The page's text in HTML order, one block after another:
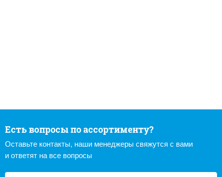
Есть вопросы по ассортименту?
Оставьте контакты, наши менеджеры свяжутся с вами
и ответят на все вопросы